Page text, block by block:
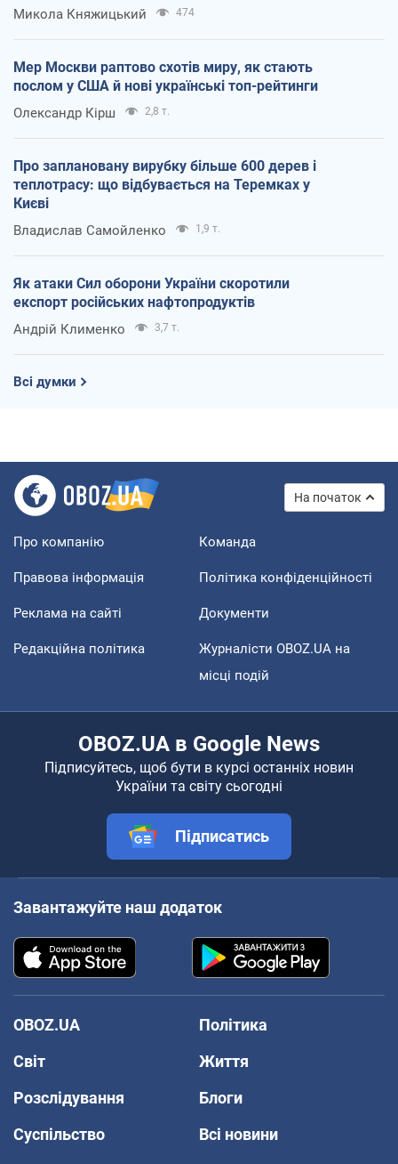
Микола Княжицький 474
Мер Москви раптово схотів миру, як стають
послом у США й нові українські топ-рейтинги
Олександр Кірш 2,8 т.
Про заплановану вирубку більше 600 дерев і
теплотрасу: що відбувається на Теремках у
Києві
Владислав Самойленко 1,9 т.
Як атаки Сил оборони України скоротили
експорт російських нафтопродуктів
Андрій Клименко 3,7 т.
Всі думки
На початок
Про компанію Команда
Правова інформація Політика конфіденційності
Реклама на сайті Документи
Редакційна політика
Журналісти OBOZ.UA на
місці подій
OBOZ.UA в Google News
Підписуйтесь, щоб бути в курсі останніх новин
України та світу сьогодні
Підписатись
Завантажуйте наш додаток
OBOZ.UA
Політика
Світ
Життя
Розслідування
Блоги
Суспільство
Всі новини